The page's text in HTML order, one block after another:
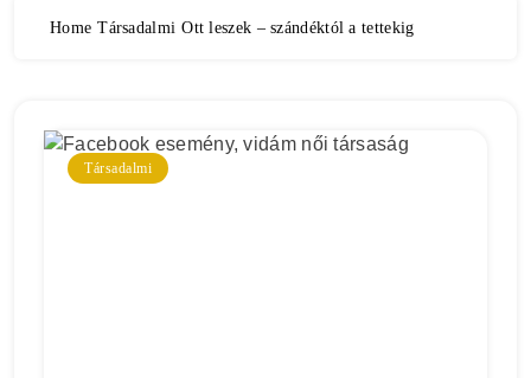
Home Társadalmi Ott leszek – szándéktól a tettekig
Társadalmi